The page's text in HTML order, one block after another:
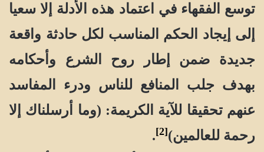
توسع الفقهاء في اعتماد هذه الأدلة إلا سعيا
إلى إيجاد الحكم المناسب لكل حادثة واقعة
جديدة ضمن إطار روح الشرع وأحكامه
بهدف جلب المنافع للناس ودرء المفاسد
عنهم تحقيقا للآية الكريمة: (وما أرسلناك إلا
رحمة للعالمين)[2]
.